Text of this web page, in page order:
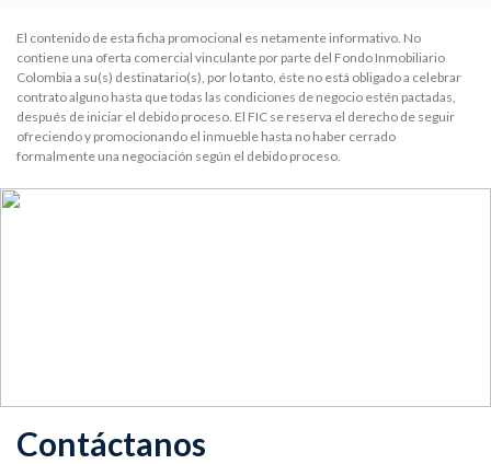
El contenido de esta ficha promocional es netamente informativo. No
contiene una oferta comercial vinculante por parte del Fondo Inmobiliario
Colombia a su(s) destinatario(s), por lo tanto, éste no está obligado a celebrar
contrato alguno hasta que todas las condiciones de negocio estén pactadas,
después de iniciar el debido proceso. El FIC se reserva el derecho de seguir
ofreciendo y promocionando el inmueble hasta no haber cerrado
formalmente una negociación según el debido proceso.
Contáctanos